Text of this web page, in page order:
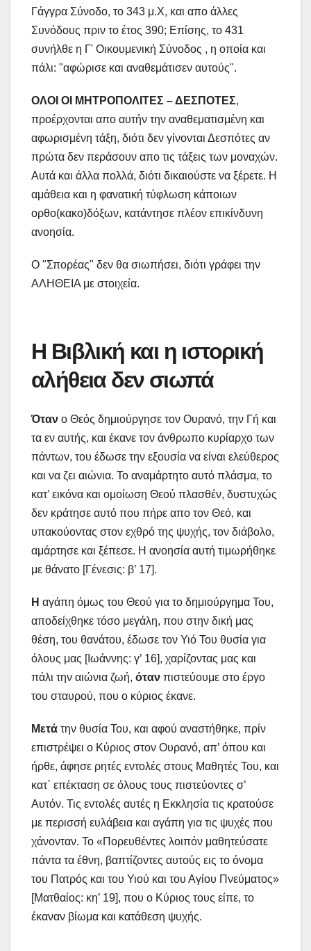
Γάγγρα Σύνοδο, το 343 μ.Χ, και απο άλλες
Συνόδους πριν το έτος 390; Επίσης, το 431
συνήλθε η Γ' Οικουμενική Σύνοδος , η οποία και
πάλι: "αφώρισε και αναθεμάτισεν αυτούς".
ΟΛΟΙ ΟΙ ΜΗΤΡΟΠΟΛΙΤΕΣ – ΔΕΣΠΟΤΕΣ,
προέρχονται απο αυτήν την αναθεματισμένη και
αφωρισμένη τάξη, διότι δεν γίνονται Δεσπότες αν
πρώτα δεν περάσουν απο τις τάξεις των μοναχών.
Αυτά και άλλα πολλά, διότι δικαιούστε να ξέρετε. Η
αμάθεια και η φανατική τύφλωση κάποιων
ορθο(κακο)δόξων, κατάντησε πλέον επικίνδυνη
ανοησία.
Ο "Σπορέας" δεν θα σιωπήσει, διότι γράφει την
ΑΛΗΘΕΙΑ με στοιχεία.
Η Βιβλική και η ιστορική
αλήθεια δεν σιωπά
Όταν ο Θεός δημιούργησε τον Ουρανό, την Γή και
τα εν αυτής, και έκανε τον άνθρωπο κυρίαρχο των
πάντων, του έδωσε την εξουσία να είναι ελεύθερος
και να ζει αιώνια. Το αναμάρτητο αυτό πλάσμα, το
κατ’ εικόνα και ομοίωση Θεού πλασθέν, δυστυχώς
δεν κράτησε αυτό που πήρε απο τον Θεό, και
υπακούοντας στον εχθρό της ψυχής, τον διάβολο,
αμάρτησε και ξέπεσε. Η ανοησία αυτή τιμωρήθηκε
με θάνατο [Γένεσις: β’ 17].
Η αγάπη όμως του Θεού για το δημιούργημα Του,
αποδείχθηκε τόσο μεγάλη, που στην δική μας
θέση, του θανάτου, έδωσε τον Υιό Του θυσία για
όλους μας [Ιωάννης: γ’ 16], χαρίζοντας μας και
πάλι την αιώνια ζωή, όταν πιστεύουμε στο έργο
του σταυρού, που ο κύριος έκανε.
Μετά την θυσία Του, και αφού αναστήθηκε, πρίν
επιστρέψει ο Κύριος στον Ουρανό, απ’ όπου και
ήρθε, άφησε ρητές εντολές στους Μαθητές Του, και
κατ΄ επέκταση σε όλους τους πιστεύοντες σ’
Αυτόν. Τις εντολές αυτές η Εκκλησία τις κρατούσε
με περισσή ευλάβεια και αγάπη για τις ψυχές που
χάνονταν. Το «Πορευθέντες λοιπόν μαθητεύσατε
πάντα τα έθνη, βαπτίζοντες αυτούς εις το όνομα
του Πατρός και του Υιού και του Αγίου Πνεύματος»
[Ματθαίος: κη’ 19], που ο Κύριος τους είπε, το
έκαναν βίωμα και κατάθεση ψυχής.